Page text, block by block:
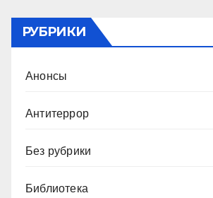
РУБРИКИ
Анонсы
Антитеррор
Без рубрики
Библиотека